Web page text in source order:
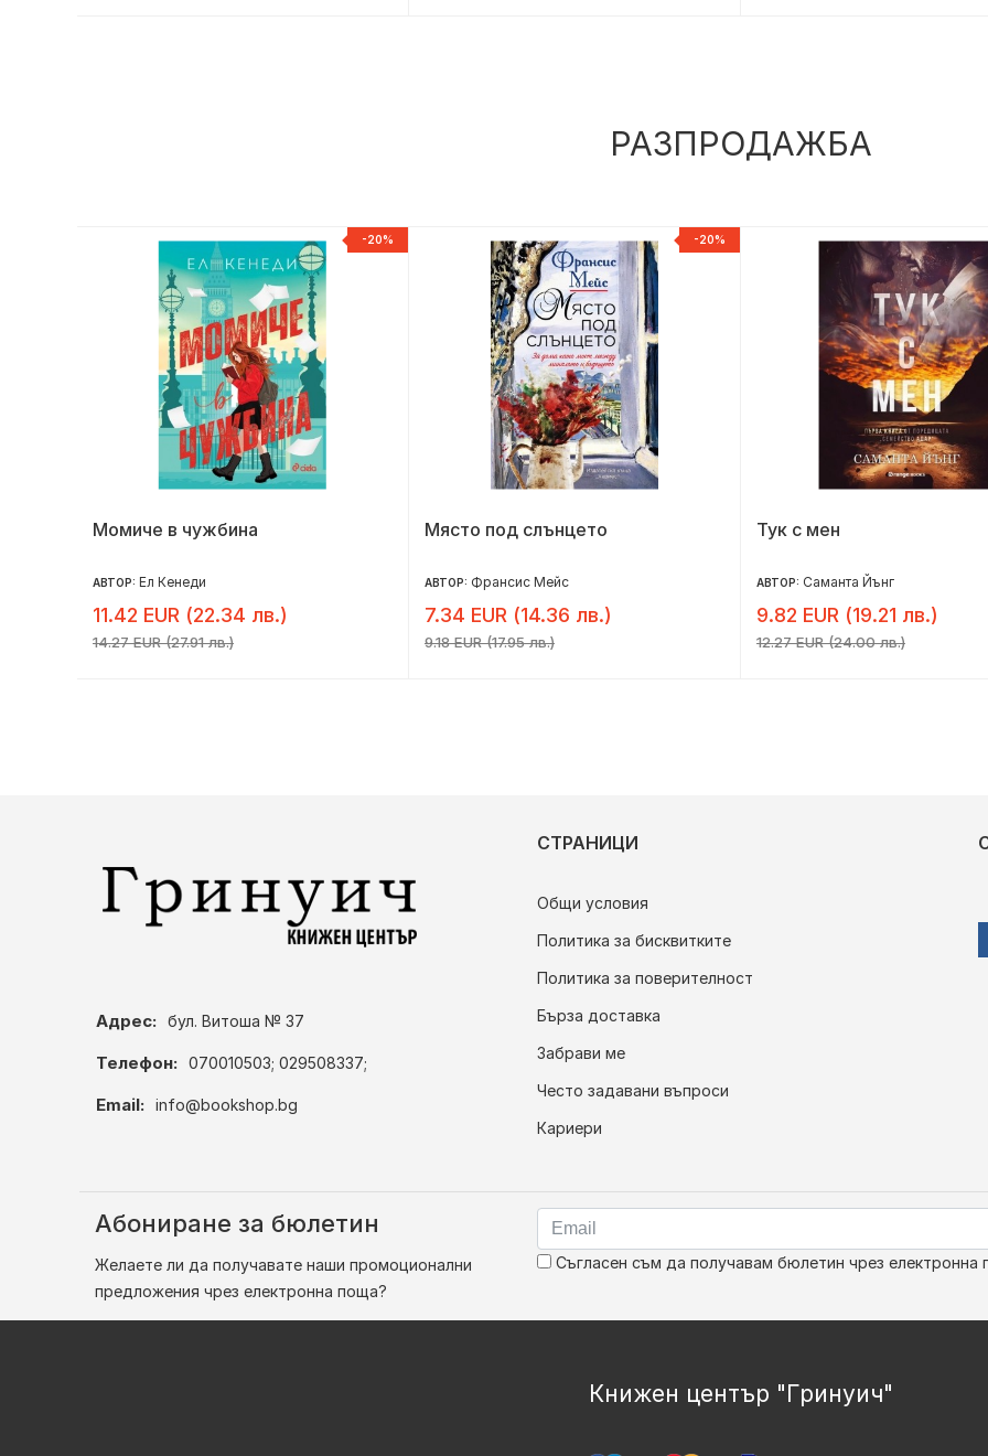
РАЗПРОДАЖБА
-20%
Момиче в чужбина
АВТОР: Ел Кенеди
11.42 EUR (22.34 лв.)
14.27 EUR (27.91 лв.)
-20%
Място под слънцето
АВТОР: Франсис Мейс
7.34 EUR (14.36 лв.)
9.18 EUR (17.95 лв.)
Тук с мен
АВТОР: Саманта Йънг
9.82 EUR (19.21 лв.)
12.27 EUR (24.00 лв.)
Адрес: бул. Витоша № 37
Телефон: 070010503; 029508337;
Email: info@bookshop.bg
СТРАНИЦИ
Общи условия
Политика за бисквитките
Политика за поверителност
Бърза доставка
Забрави ме
Често задавани въпроси
Кариери
Абониране за бюлетин
Желаете ли да получавате наши промоционални
предложения чрез електронна поща?
Съгласен съм да получавам бюлетин чрез електронна
Книжен център "Гринуич"